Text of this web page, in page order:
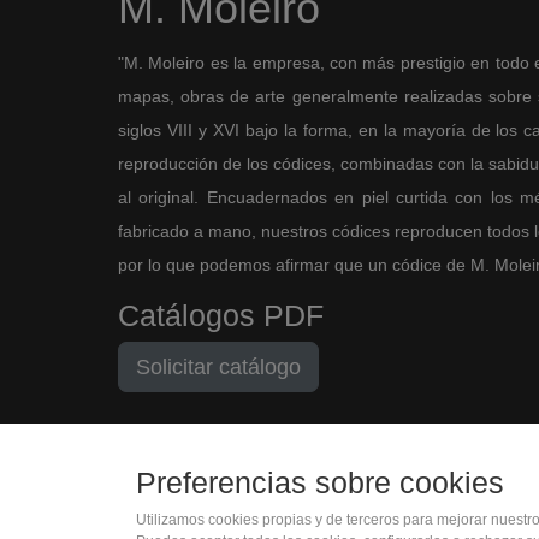
"M. Moleiro es la empresa, con más prestigio en todo
mapas, obras de arte generalmente realizadas
siglos VIII y XVI bajo la forma, en la mayoría de los
reproducción de los códices, combinadas con la
al original. Encuadernados en piel curtida con los
fabricado a mano, nuestros códices reproducen todos
por lo que podemos afirmar que un códice de M.
Catálogos PDF
Solicitar catálogo
(+34) 932 402 091
Preferencias sobre cookies
Utilizamos cookies propias y de terceros para mejorar